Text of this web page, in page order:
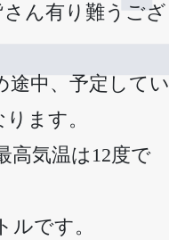
ん有り難うござ
途中、予定してい
ます。
高気温は12度で
です。